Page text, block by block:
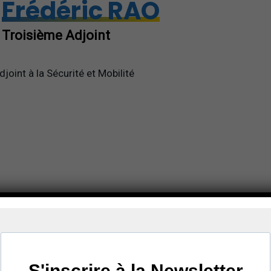
Frédéric RAO
Troisième Adjoint
à la Sécurité et Mobilité